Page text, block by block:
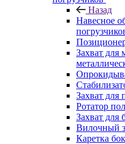
Назад
Навесное
Захват для
Захват для
Ротатор
Захват для
Вилочный
Каретка